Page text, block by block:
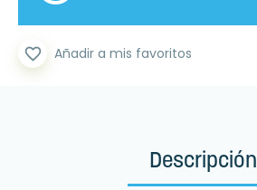
favorite_border Añadir a mis favoritos
Descripción